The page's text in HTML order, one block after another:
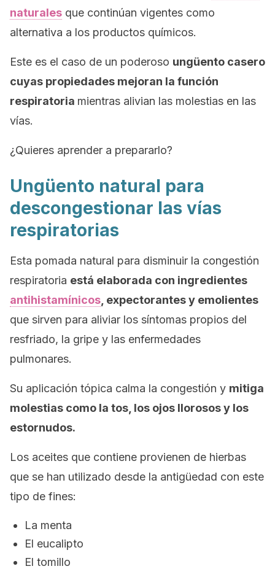
naturales que continúan vigentes como
alternativa a los productos químicos.
Este es el caso de un poderoso ungüento casero
cuyas propiedades mejoran la función
respiratoria mientras alivian las molestias en las
vías.
¿Quieres aprender a prepararlo?
Ungüento natural para
descongestionar las vías
respiratorias
Esta pomada natural para disminuir la congestión
respiratoria está elaborada con ingredientes
antihistamínicos , expectorantes y emolientes
que sirven para aliviar los síntomas propios del
resfriado, la gripe y las enfermedades
pulmonares.
Su aplicación tópica calma la congestión y mitiga
molestias como la tos, los ojos llorosos y los
estornudos.
Los aceites que contiene provienen de hierbas
que se han utilizado desde la antigüedad con este
tipo de fines:
La menta
El eucalipto
El tomillo